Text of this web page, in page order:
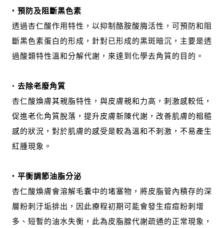
• 預防及阻斷黑色素
透過杏仁酸作用特性，以抑制酪胺酸脢活性，可預防和阻
斷黑色素蛋白的形成，針對已形成的黑斑暗沉，主要是透
過酸類特性溫和分解代謝，來達到化學去角質的目的。
• 去除老廢角質
杏仁酸煥膚其親脂特性，與皮膚親和力高，刺激感較低，
促進老化角質脫落，提升皮膚新陳代謝，改善肌膚的粗糙
感的狀況，對於肌膚的感受是較為溫和不刺激，不易產生
紅腫現象。
• 平衡調節油脂分泌
杏仁酸煥膚會溶解毛囊中的堵塞物，將皮脂管內積存的深
層粉刺汙垢排出，因此療程初期可能會發生痘痘粉刺增
多、短暫的油水失衡，此為皮脂腺代謝疏通的正常現象，